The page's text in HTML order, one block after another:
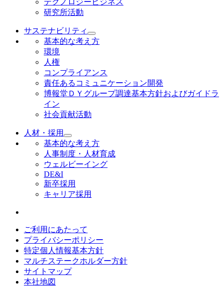
研究所活動
サステナビリティ
基本的な考え方
環境
人権
コンプライアンス
責任あるコミュニケーション開発
博報堂ＤＹグループ調達基本方針およびガイドラ
イン
社会貢献活動
人材・採用
基本的な考え方
人事制度・人材育成
ウェルビーイング
DE&I
新卒採用
キャリア採用
ご利用にあたって
プライバシーポリシー
特定個人情報基本方針
マルチステークホルダー方針
サイトマップ
本社地図